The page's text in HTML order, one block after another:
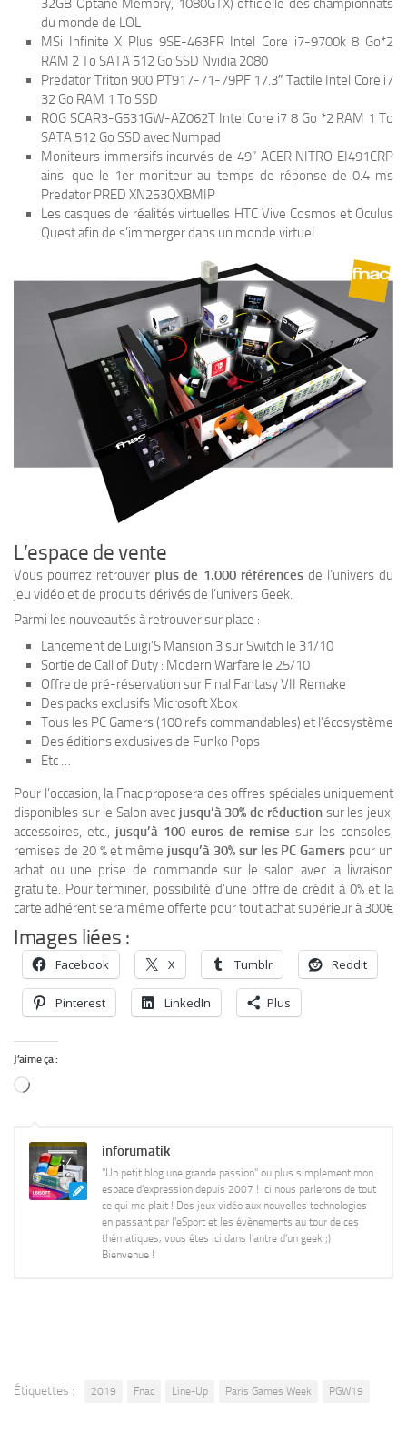
32GB Optane Memory, 1080GTX) officielle des championnats
du monde de LOL
MSi Infinite X Plus 9SE-463FR Intel Core i7-9700k 8 Go*2
RAM 2 To SATA 512 Go SSD Nvidia 2080
Predator Triton 900 PT917-71-79PF 17.3″ Tactile Intel Core i7
32 Go RAM 1 To SSD
ROG SCAR3-G531GW-AZ062T Intel Core i7 8 Go *2 RAM 1 To
SATA 512 Go SSD avec Numpad
Moniteurs immersifs incurvés de 49” ACER NITRO EI491CRP
ainsi que le 1er moniteur au temps de réponse de 0.4 ms
Predator PRED XN253QXBMIP
Les casques de réalités virtuelles HTC Vive Cosmos et Oculus
Quest afin de s’immerger dans un monde virtuel
L’espace de vente
Vous pourrez retrouver plus de 1.000 référencesde l’univers du
jeu vidéo et de produits dérivés de l’univers Geek.
Parmi les nouveautés à retrouver sur place :
Lancement de Luigi’S Mansion 3 sur Switch le 31/10
Sortie de Call of Duty : Modern Warfare le 25/10
Offre de pré-réservation sur Final Fantasy VII Remake
Des packs exclusifs Microsoft Xbox
Tous les PC Gamers (100 refs commandables) et l’écosystème
Des éditions exclusives de Funko Pops
Etc …
Pour l’occasion, la Fnac proposera des offres spéciales uniquement
disponibles sur le Salon avec jusqu’à 30% de réduction sur les jeux,
accessoires, etc., jusqu’à 100 euros de remise sur les consoles,
remises de 20 % et même jusqu’à 30% sur les PC Gamers pour un
achat ou une prise de commande sur le salon avec la livraison
gratuite. Pour terminer, possibilité d’une offre de crédit à 0% et la
carte adhérent sera même offerte pour tout achat supérieur à 300€
Images liées :
Facebook X Tumblr Reddit
Pinterest LinkedIn Plus
J’aime ça :
Chargement…
inforumatik
"Un petit blog une grande passion" ou plus simplement mon
espace d'expression depuis 2007 ! Ici nous parlerons de tout
ce qui me plait ! Des jeux vidéo aux nouvelles technologies
en passant par l'eSport et les évènements au tour de ces
thématiques, vous êtes ici dans l'antre d'un geek ;)
Bienvenue !
Étiquettes : 2019 Fnac Line-Up Paris Games Week PGW19